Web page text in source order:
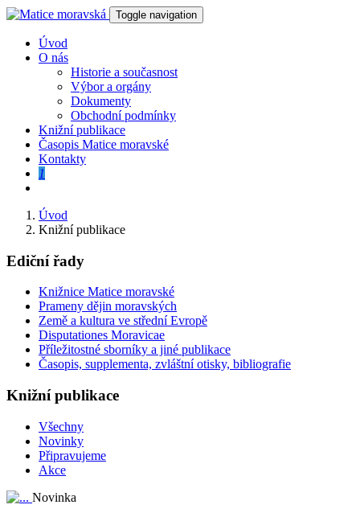
Toggle navigation
Úvod
O nás
Historie a současnost
Výbor a orgány
Dokumenty
Obchodní podmínky
Knižní publikace
Časopis Matice moravské
Kontakty
1
Úvod
Knižní publikace
Ediční řady
Knižnice Matice moravské
Prameny dějin moravských
Země a kultura ve střední Evropě
Disputationes Moravicae
Příležitostné sborníky a jiné publikace
Časopis, supplementa, zvláštní otisky, bibliografie
Knižní publikace
Všechny
Novinky
Připravujeme
Akce
Novinka